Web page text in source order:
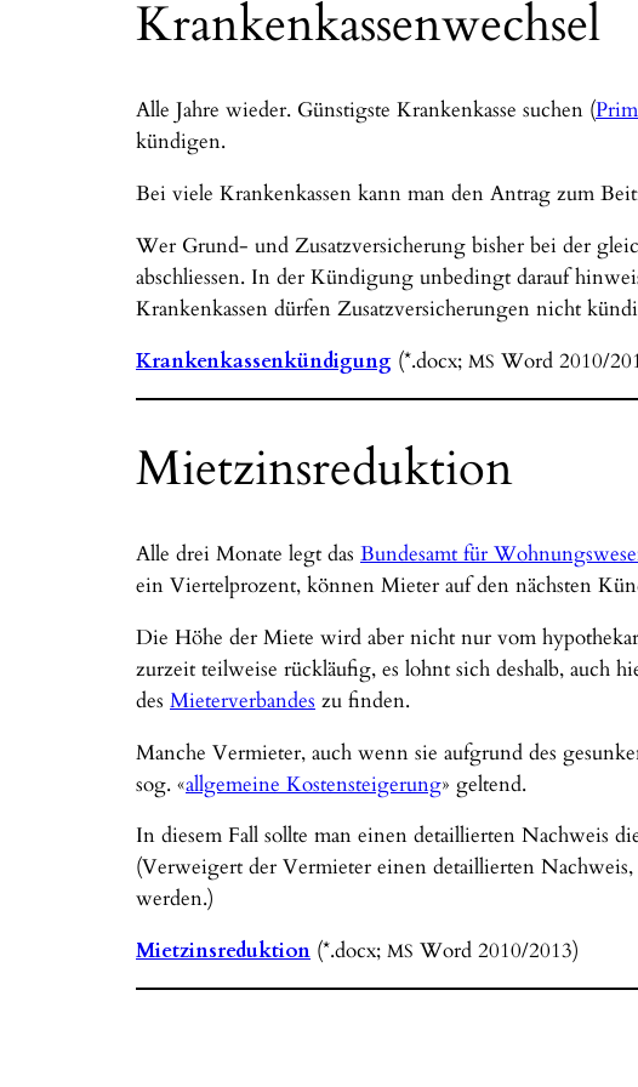
Krankenkassenwechsel
Alle Jahre wieder. Günstigste Krankenkasse suchen (
kündigen.
Bei viele Krankenkassen kann man den Antrag zum
Wer Grund- und Zusatzversicherung bisher bei der
abschliessen. In der Kündigung unbedingt darauf
Krankenkassen dürfen Zusatzversicherungen nicht
Krankenkassenkündigung (*.docx; MS Word 2010/
Mietzinsreduktion
Alle drei Monate legt das Bundesamt für
ein Viertelprozent, können Mieter auf den nächsten
Die Höhe der Miete wird aber nicht nur vom
zurzeit teilweise rückläufig, es lohnt sich deshalb, auch
des Mieterverbandes zu finden.
Manche Vermieter, auch wenn sie aufgrund des
sog. «allgemeine Kostensteigerung» geltend.
In diesem Fall sollte man einen detaillierten Nachweis
(Verweigert der Vermieter einen detaillierten
werden.)
Mietzinsreduktion (*.docx; MS Word 2010/2013)